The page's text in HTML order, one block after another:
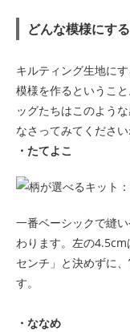
どんな模様にす
キルティング生地に
模様を作るというこ
ッグたちはこのよう
なさってみてください
・たてよこ
一番ベーシックで縫
わります。左の
センチ」と決めずに
す。
・ななめ